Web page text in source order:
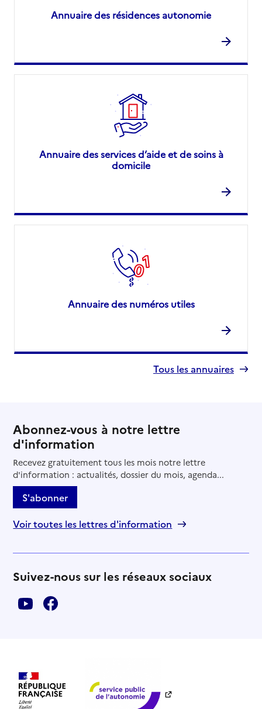
Annuaire des résidences autonomie
Annuaire des services d’aide et de soins à
domicile
Annuaire des numéros utiles
Tous les annuaires
Abonnez-vous à notre lettre
d'information
Recevez gratuitement tous les mois notre lettre
d'information : actualités, dossier du mois, agenda...
S'abonner
Voir toutes les lettres d'information
Suivez-nous sur les réseaux sociaux